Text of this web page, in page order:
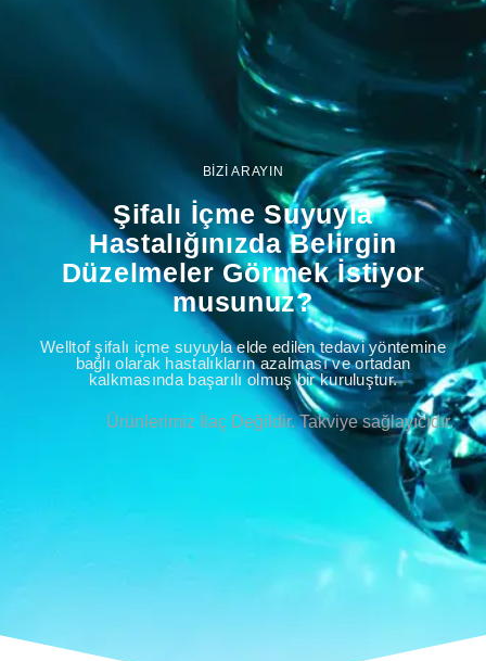
BİZİ ARAYIN
Şifalı İçme Suyuyla
Hastalığınızda Belirgin
Düzelmeler Görmek İstiyor
musunuz?
Welltof şifalı içme suyuyla elde edilen tedavi yöntemine
bağlı olarak hastalıkların azalması ve ortadan
kalkmasında başarılı olmuş bir kuruluştur.
Ürünlerimiz İlaç Değildir. Takviye sağlayıcıdır.